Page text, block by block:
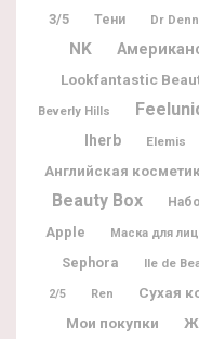
3/5 Тени Dr
NK
Lookfantastic
Beverly Hills
Iherb
Elemis
Английская
Beauty Box
Apple
Маска для
Sephora
Ile de
2/5 Ren Сухая
Мои покупки